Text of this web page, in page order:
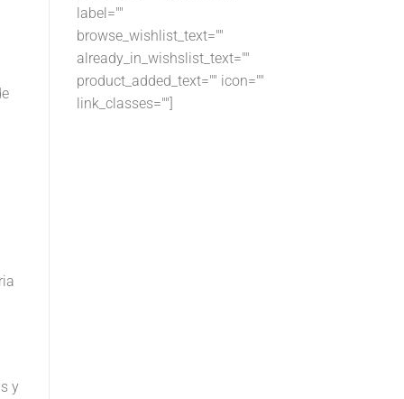
y
label=""
browse_wishlist_text=""
already_in_wishslist_text=""
product_added_text="" icon=""
link_classes=""]